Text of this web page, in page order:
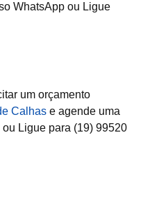
WhatsApp ou Ligue
um orçamento
Calhas e agende uma
Ligue para (19) 99520